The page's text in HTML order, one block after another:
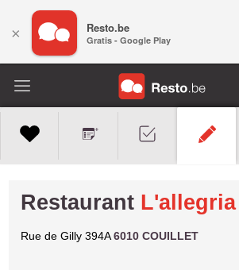
Restaurant L'allegria
Rue de Gilly 394A 6010 COUILLET
× Resto.be
Gratis - Google Play